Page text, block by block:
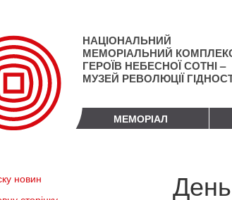
НАЦІОНАЛЬНИЙ
МЕМОРІАЛЬНИЙ
ГЕРОЇВ НЕБЕСНОЇ СОТНІ –
МУЗЕЙ РЕВОЛЮЦІЇ
МЕМОРІАЛ
новин